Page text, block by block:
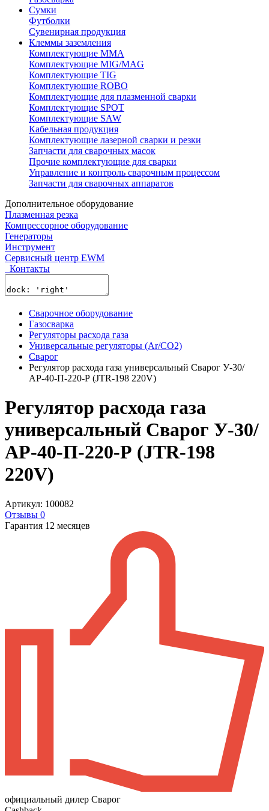
Сумки
Футболки
Сувенирная продукция
Клеммы заземления
Комплектующие ММА
Комплектующие MIG/MAG
Комплектующие TIG
Комплектующие ROBO
Комплектующие для плазменной сварки
Комплектующие SPOT
Комплектующие SAW
Кабельная продукция
Комплектующие лазерной сварки и резки
Запчасти для сварочных масок
Прочие комплектующие для сварки
Управление и контроль сварочным процессом
Запчасти для сварочных аппаратов
Дополнительное оборудование
Плазменная резка
Компрессорное оборудование
Генераторы
Инструмент
Сервисный центр EWM
Контакты
Сварочное оборудование
Газосварка
Регуляторы расхода газа
Универсальные регуляторы (Ar/CO2)
Сварог
Регулятор расхода газа универсальный Сварог У-30/
АР-40-П-220-Р (JTR-198 220V)
Регулятор расхода газа
универсальный Сварог У-30/
АР-40-П-220-Р (JTR-198
220V)
Артикул: 100082
Отзывы 0
Гарантия 12 месяцев
официальный дилер Сварог